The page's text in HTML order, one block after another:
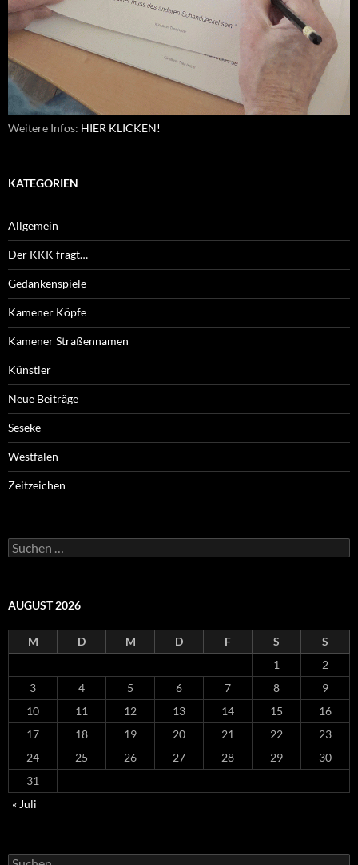
Weitere Infos: HIER KLICKEN!
KATEGORIEN
Allgemein
Der KKK fragt…
Gedankenspiele
Kamener Köpfe
Kamener Straßennamen
Künstler
Neue Beiträge
Seseke
Westfalen
Zeitzeichen
Suchen
nach:
AUGUST 2026
M D M D F S
S
1
2
3
4 5 6 7 8
9
10
11 12 13 14 15
16
17
18 19 20 21 22
23
24
25 26 27 28 29
30
31
« Juli
Suchen